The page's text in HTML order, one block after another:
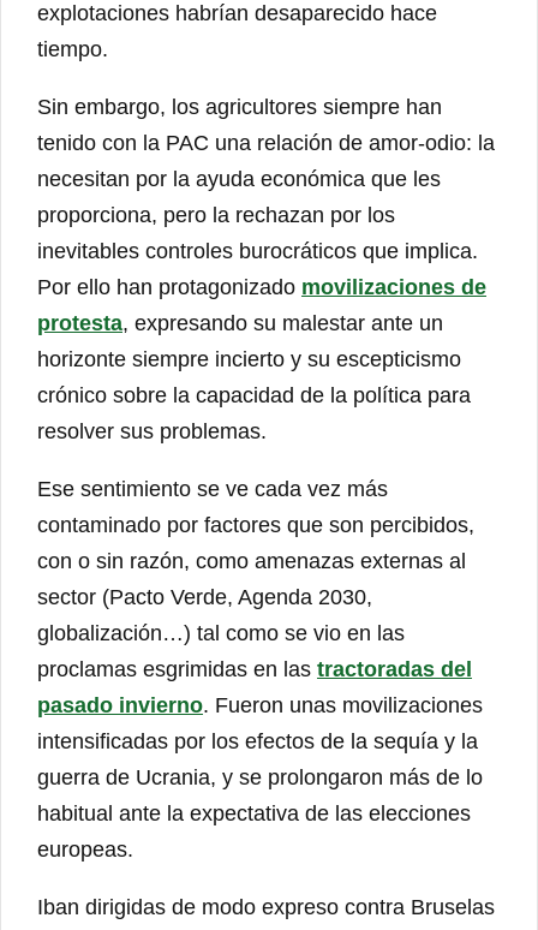
explotaciones habrían desaparecido hace
tiempo.
Sin embargo, los agricultores siempre han
tenido con la PAC una relación de amor-odio: la
necesitan por la ayuda económica que les
proporciona, pero la rechazan por los
inevitables controles burocráticos que implica.
Por ello han protagonizado movilizaciones de
protesta, expresando su malestar ante un
horizonte siempre incierto y su escepticismo
crónico sobre la capacidad de la política para
resolver sus problemas.
Ese sentimiento se ve cada vez más
contaminado por factores que son percibidos,
con o sin razón, como amenazas externas al
sector (Pacto Verde, Agenda 2030,
globalización…) tal como se vio en las
proclamas esgrimidas en las tractoradas del
pasado invierno. Fueron unas movilizaciones
intensificadas por los efectos de la sequía y la
guerra de Ucrania, y se prolongaron más de lo
habitual ante la expectativa de las elecciones
europeas.
Iban dirigidas de modo expreso contra Bruselas